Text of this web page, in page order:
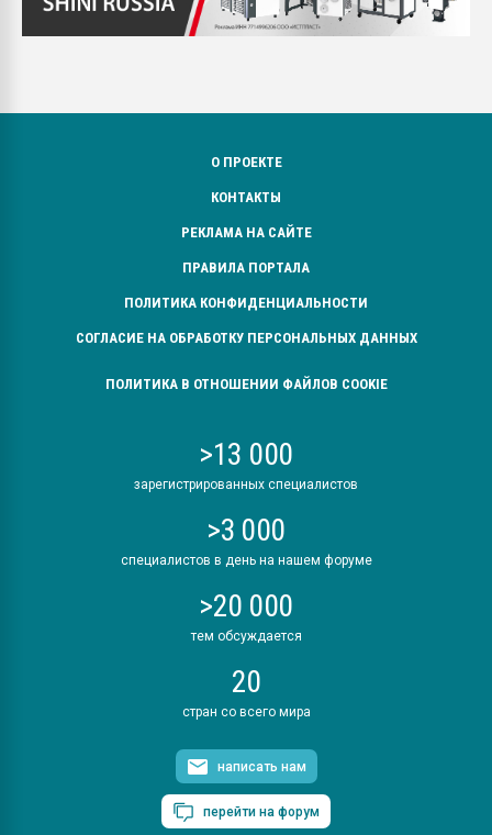
О ПРОЕКТЕ
КОНТАКТЫ
РЕКЛАМА НА САЙТЕ
ПРАВИЛА ПОРТАЛА
ПОЛИТИКА КОНФИДЕНЦИАЛЬНОСТИ
СОГЛАСИЕ НА ОБРАБОТКУ ПЕРСОНАЛЬНЫХ ДАННЫХ
ПОЛИТИКА В ОТНОШЕНИИ ФАЙЛОВ COOKIE
>13 000
зарегистрированных специалистов
>3 000
специалистов в день на нашем форуме
>20 000
тем обсуждается
20
стран со всего мира
написать нам
перейти на форум